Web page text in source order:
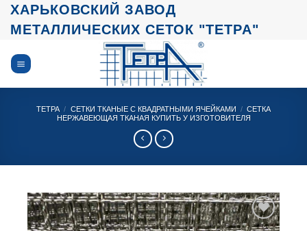
Skip
content
ХАРЬКОВСКИЙ ЗАВОД
МЕТАЛЛИЧЕСКИХ СЕТОК "ТЕТРА"
ТЕТРА / СЕТКИ ТКАНЫЕ С КВАДРАТНЫМИ ЯЧЕЙКАМИ / СЕТКА
НЕРЖАВЕЮЩАЯ ТКАНАЯ КУПИТЬ У ИЗГОТОВИТЕЛЯ